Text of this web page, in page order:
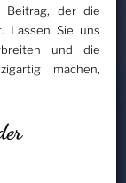
der die
Lassen Sie uns
und die
machen,